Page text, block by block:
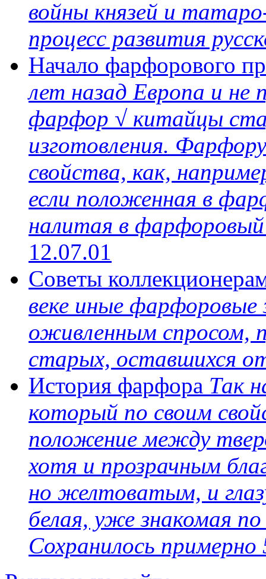
войны князей и
процесс развития
Начало фарфорового
лет назад Европа и не
фарфор √ китайцы
изготовления.
свойства, как,
если положенная в
налитая в
12.07.01
Советы
веке иные
оживленным спросом,
старых, оставшихся
История фарфора Так
который по своим
положение между
хотя и прозрачным
но желтоватым, и
белая, уже знакомая
Сохранилось